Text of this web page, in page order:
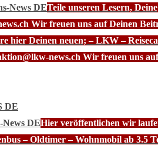
News DETeile unseren Lesern,
Wir freuen uns auf Deinen
hier Deinen neuen; – LKW –
news.ch Wir freuen uns
DE
News DEHier veröffentlichen wir
– Oldtimer – Wohnmobil ab 3.5